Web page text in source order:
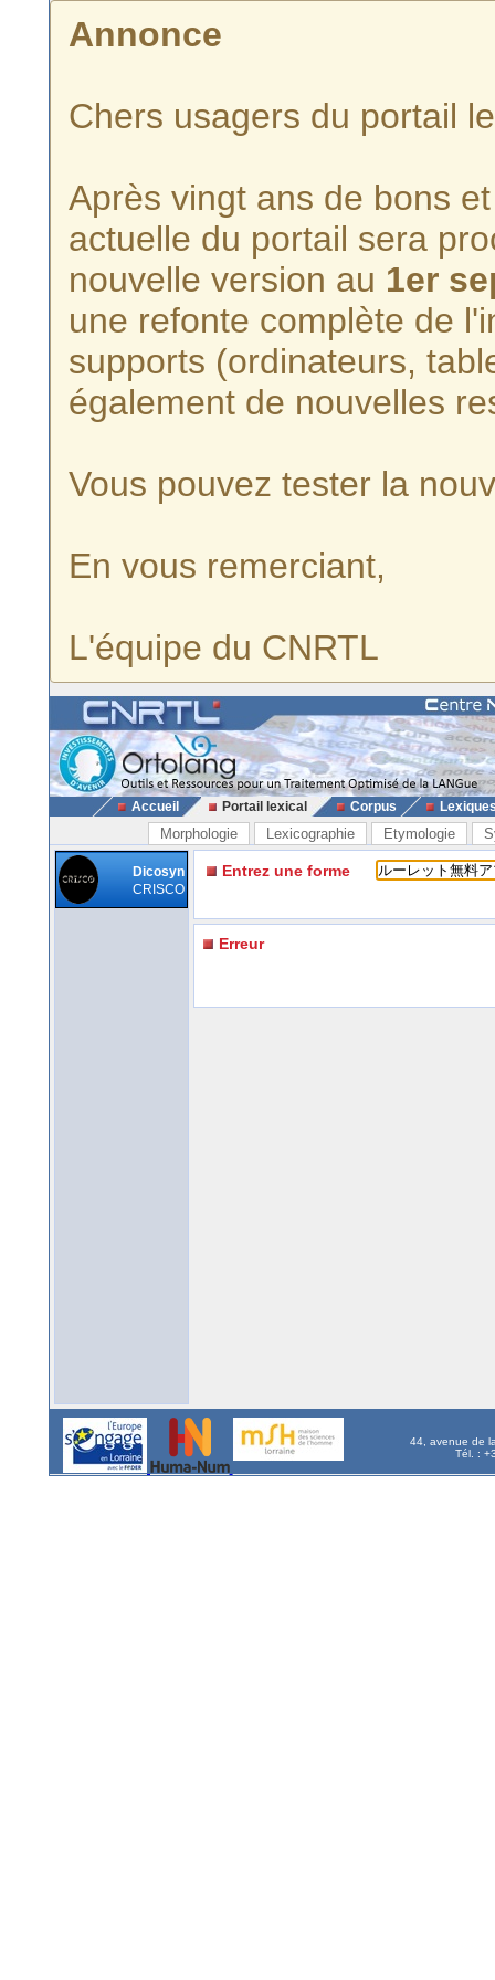
Annonce
Chers usagers du portail
Après vingt ans de bons
actuelle du portail sera
nouvelle version au 1er
une refonte complète de
supports (ordinateurs,
également de nouvelles
Vous pouvez tester la
En vous remerciant,
L'équipe du CNRTL
Accueil Portail lexical Corpus
Morphologie Lexicographie Etymologie
Dicosyn
CRISCO
Entrez une forme
Erreur
44, avenue de
Tél. :